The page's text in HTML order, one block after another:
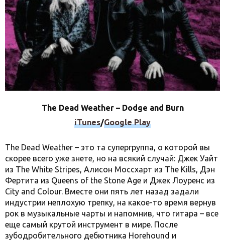
The Dead Weather – Dodge and Burn
iTunes/Google Play
The Dead Weather – это та супергруппа, о которой вы
скорее всего уже знете, но на всякий случай: Джек Уайт
из The White Stripes, Алисон Моссхарт из The Kills, Дэн
Фертита из Queens of the Stone Age и Джек Лоуренс из
City and Colour. Вместе они пять лет назад задали
индустрии неплохую трепку, на какое-то время вернув
рок в музыкальные чарты и напомнив, что гитара – все
еще самый крутой инструмент в мире. После
зубодробительного дебютника Horehound и